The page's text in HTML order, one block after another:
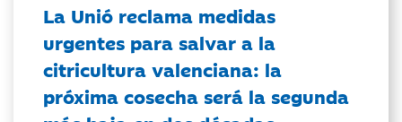
La Unió reclama medidas
urgentes para salvar a la
citricultura valenciana: la
próxima cosecha será la segunda